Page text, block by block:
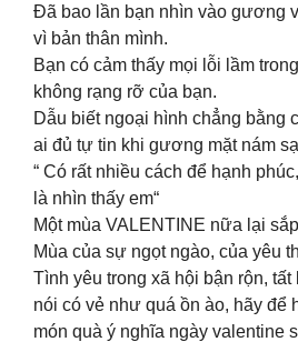
Đã bao lần bạn nhìn vào gương
vì bản thân mình.
Bạn có cảm thấy mọi lỗi lầm
không rạng rỡ của bạn.
Dẫu biết ngoại hình chẳng bằng
ai đủ tự tin khi gương mặt nám
“ Có rất nhiều cách để hạnh
là nhìn thấy em“
Một mùa VALENTINE nữa lại
Mùa của sự ngọt ngào, của yêu
Tình yêu trong xã hội bận rộn,
nói có vẻ như quá ồn ào, hãy để
món quà ý nghĩa ngày valentine